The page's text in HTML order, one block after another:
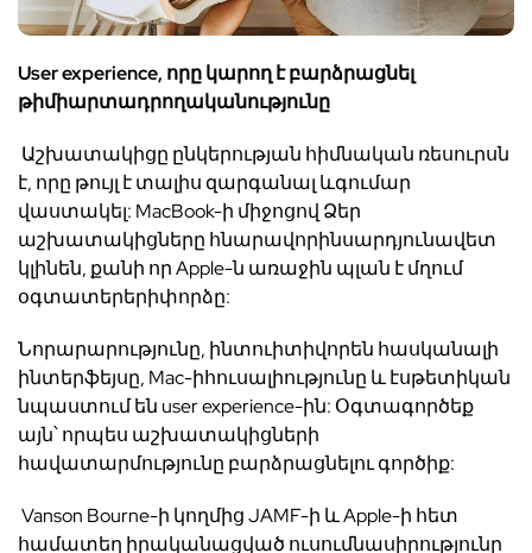
User experience, որըկարողէբարձրացնել
թիմիարտադրողականությունը
Աշխատակիցը ընկերության հիմնական ռեսուրսն
է, որը թույլ էտալիս զարգանալ ևգումար
վաստակել: MacBook-ի միջոցով Ձեր
աշխատակիցները հնարավորինսարդյունավետ
կլինեն, քանի որApple-ն առաջին պլան էմղում
օգտատերերիփորձը:
Նորարարությունը, ինտուիտիվորեն հասկանալի
ինտերֆեյսը, Mac-իհուսալիությունը ևէսթետիկան
նպաստումեն user experience-ին: Օգտագործեք
այն՝որպես աշխատակիցների
հավատարմությունը բարձրացնելուգործիք:
Vanson Bourne-ի կողմիցJAMF-ի ևApple-ի հետ
համատեղ իրականացված ուսումնասիրությունը